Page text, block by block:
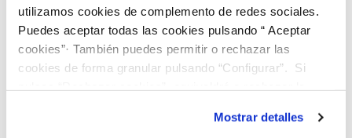
utilizamos cookies de complemento de redes sociales.
Puedes aceptar todas las cookies pulsando “ Aceptar
cookies”· También puedes permitir o rechazar las
cookies de forma granular pulsando “Configurar”. Si
son indispensables para que el sitio web funcione y que
Mostrar detalles
30/5/25 porCookiebot
Necesario (8)
Las cookies necesarias ayudan a hacer una página web
utilizable activando funciones básicas como la
la página web. La página web no puede funcionar